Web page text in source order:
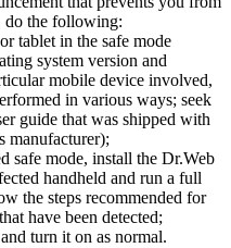
do the following:
tablet in the safe mode
system version and
mobile device involved,
in various ways; seek
guide that was shipped with
manufacturer);
safe mode, install the Dr.Web
handheld and run a full
the steps recommended for
have been detected;
turn it on as normal.